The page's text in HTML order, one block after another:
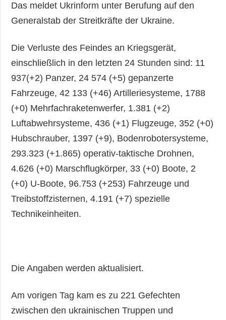
Das meldet Ukrinform unter Berufung auf den
Generalstab der Streitkräfte der Ukraine.
Die Verluste des Feindes an Kriegsgerät,
einschließlich in den letzten 24 Stunden sind: 11
937(+2) Panzer, 24 574 (+5) gepanzerte
Fahrzeuge, 42 133 (+46) Artilleriesysteme, 1788
(+0) Mehrfachraketenwerfer, 1.381 (+2)
Luftabwehrsysteme, 436 (+1) Flugzeuge, 352 (+0)
Hubschrauber, 1397 (+9), Bodenrobotersysteme,
293.323 (+1.865) operativ-taktische Drohnen,
4.626 (+0) Marschflugkörper, 33 (+0) Boote, 2
(+0) U-Boote, 96.753 (+253) Fahrzeuge und
Treibstoffzisternen, 4.191 (+7) spezielle
Technikeinheiten.
Die Angaben werden aktualisiert.
Am vorigen Tag kam es zu 221 Gefechten
zwischen den ukrainischen Truppen und